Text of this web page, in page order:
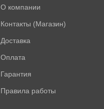
О компании
Контакты (Магазин)
Доставка
Оплата
Гарантия
Правила работы